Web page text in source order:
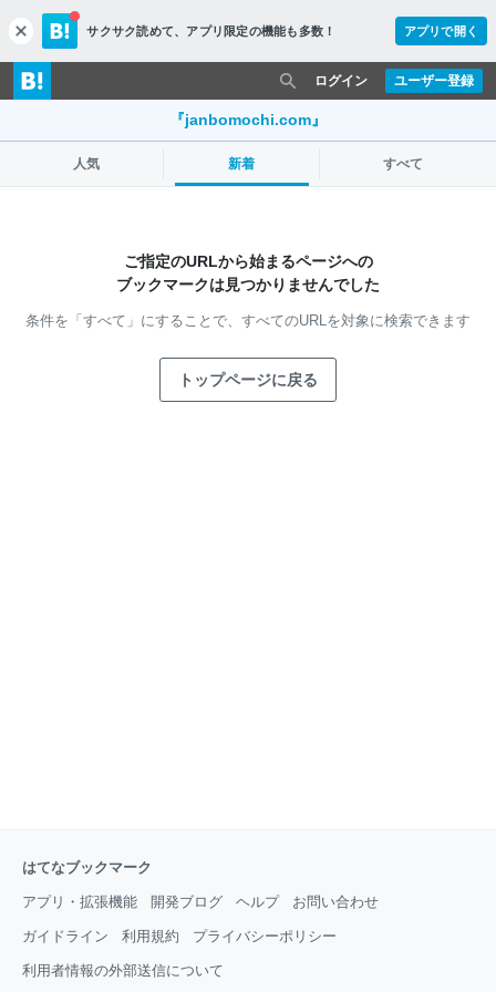
c
l
o
s
サクサク読めて、 アプリ限定の機能も多数！ アプリで開く
ユーザー登録
ログイン
『janbomochi.com』
人気 新着 すべて
ご指定のURLから始まるページへの
ブックマークは見つかりませんでした
条件を「すべて」にすることで、 すべてのURLを対象に検索できます
トップページに戻る
はてなブックマーク
アプリ・拡張機能 開発ブログ ヘルプ お問い合わせ
ガイドライン 利用規約 プライバシーポリシー
利用者情報の外部送信について